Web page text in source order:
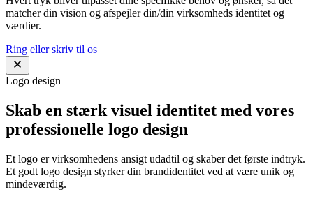
matcher din vision og afspejler din/din virksomheds identitet og
værdier.
Ring eller skriv til os
Logo design
Skab en stærk visuel identitet med vores
professionelle logo design
Et logo er virksomhedens ansigt udadtil og skaber det første indtryk.
Et godt logo design styrker din brandidentitet ved at være unik og
mindeværdig.